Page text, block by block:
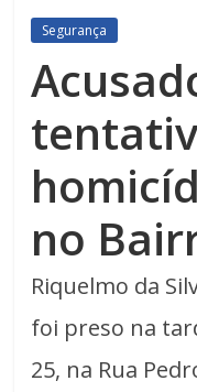
Segurança
no
Riquelmo da
foi preso na
25, na Rua